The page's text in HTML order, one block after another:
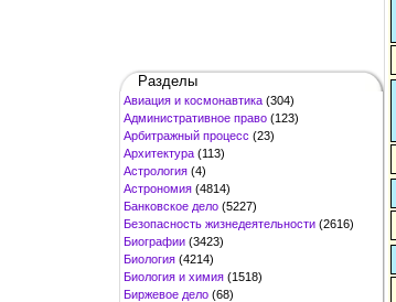
Разделы
Авиация и космонавтика (304)
Административное право (123)
Арбитражный процесс (23)
Архитектура (113)
Астрология (4)
Астрономия (4814)
Банковское дело (5227)
Безопасность жизнедеятельности (2616)
Биографии (3423)
Биология (4214)
Биология и химия (1518)
Биржевое дело (68)